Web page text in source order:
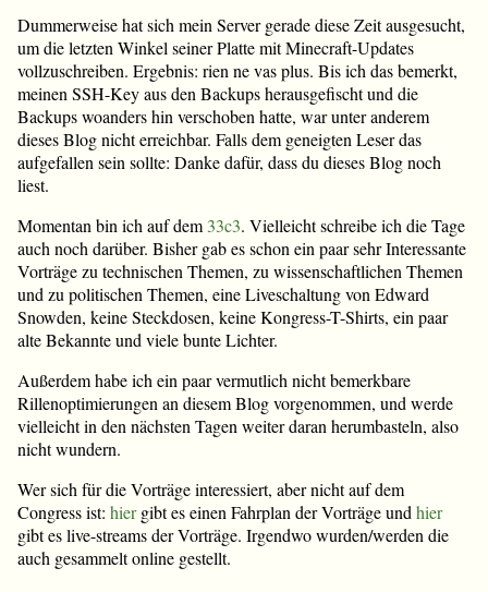
Dummerweise hat sich mein Server gerade diese Zeit ausgesucht,
um die letzten Winkel seiner Platte mit Minecraft-Updates
vollzuschreiben. Ergebnis: rien ne vas plus. Bis ich das bemerkt,
meinen SSH-Key aus den Backups herausgefischt und die
Backups woanders hin verschoben hatte, war unter anderem
dieses Blog nicht erreichbar. Falls dem geneigten Leser das
aufgefallen sein sollte: Danke dafür, dass du dieses Blog noch
liest.
Momentan bin ich auf dem 33c3. Vielleicht schreibe ich die Tage
auch noch darüber. Bisher gab es schon ein paar sehr Interessante
Vorträge zu technischen Themen, zu wissenschaftlichen Themen
und zu politischen Themen, eine Liveschaltung von Edward
Snowden, keine Steckdosen, keine Kongress-T-Shirts, ein paar
alte Bekannte und viele bunte Lichter.
Außerdem habe ich ein paar vermutlich nicht bemerkbare
Rillenoptimierungen an diesem Blog vorgenommen, und werde
vielleicht in den nächsten Tagen weiter daran herumbasteln, also
nicht wundern.
Wer sich für die Vorträge interessiert, aber nicht auf dem
Congress ist: hiergibt es einen Fahrplan der Vorträge und hier
gibt es live-streams der Vorträge. Irgendwo wurden/werden die
auch gesammelt online gestellt.